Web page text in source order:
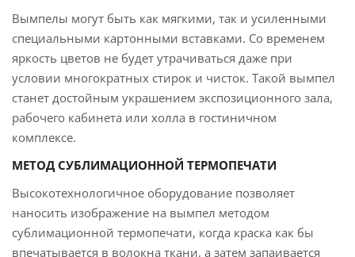
Вымпелы могут быть как мягкими, так и усиленными
специальными картонными вставками. Со временем
яркость цветов не будет утрачиваться даже при
условии многократных стирок и чисток. Такой вымпел
станет достойным украшением экспозиционного зала,
рабочего кабинета или холла в гостиничном
комплексе.
МЕТОД СУБЛИМАЦИОННОЙ ТЕРМОПЕЧАТИ
Высокотехнологичное оборудование позволяет
наносить изображение на вымпел методом
сублимационной термопечати, когда краска как бы
впечатывается в волокна ткани, а затем запаивается